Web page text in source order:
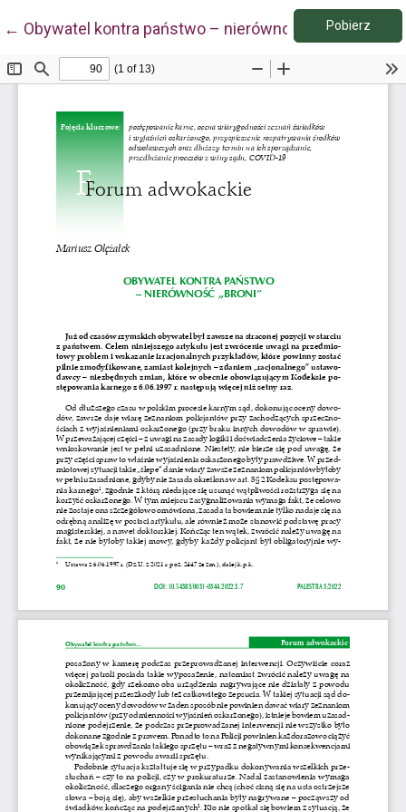
← Wróć do szczegółów artykułu
Obywatel kontra państwo – nierówność „broni”
Pobierz